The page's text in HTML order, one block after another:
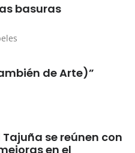
basuras
de Arte)”
se reúnen con
en el